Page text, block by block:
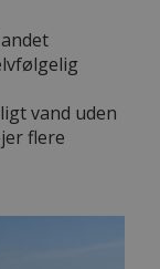
vand uden
flere